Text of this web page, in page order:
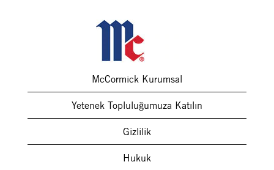
McCormick Kurumsal
Yetenek Topluluğumuza Katılın
Gizlilik
Hukuk